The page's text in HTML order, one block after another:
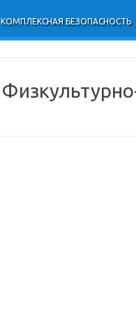
КОМПЛЕКСНАЯ БЕЗОПАСНОСТЬ